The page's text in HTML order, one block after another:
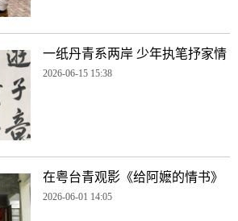
一纸丹青系两岸 少年执笔抒家情
2026-06-15 15:38
在粤台青观影《给阿嬷的情书》
2026-06-01 14:05